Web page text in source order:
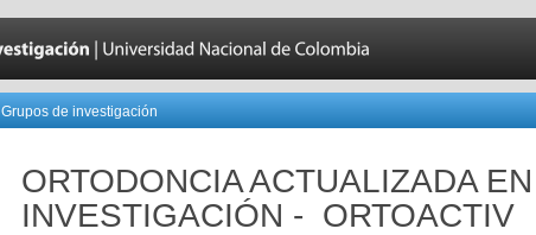
Grupos de investigación
ORTODONCIA ACTUALIZADA EN
INVESTIGACIÓN - ORTOACTIV